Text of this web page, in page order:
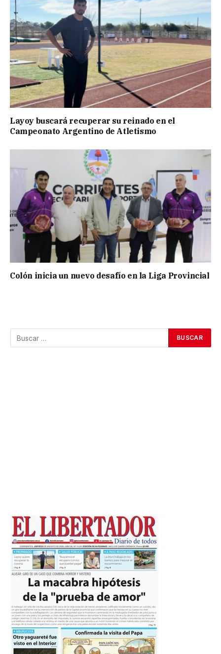
Layoy buscará recuperar su reinado en el
Campeonato Argentino de Atletismo
Colón inicia un nuevo desafío en la Liga Provincial